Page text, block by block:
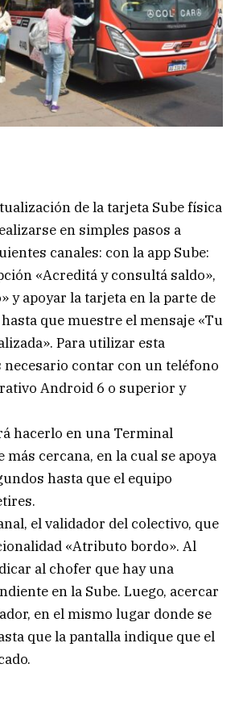
de la tarjeta Sube física
en simples pasos a
canales: con la app Sube:
«Acreditá y consultá saldo»,
y apoyar la tarjeta en la parte de
que muestre el mensaje «Tu
Para utilizar esta
contar con un teléfono
Android 6 o superior y
hacerlo en una Terminal
más cercana, en la cual se apoya
hasta que el equipo
el validador del colectivo, que
«Atributo bordo». Al
al chofer que hay una
en la Sube. Luego, acercar
en el mismo lugar donde se
que la pantalla indique que el